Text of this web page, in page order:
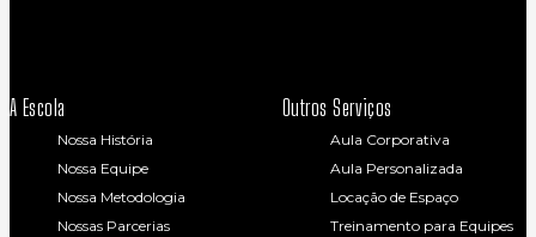
A Escola
Nossa História
Nossa Equipe
Nossa Metodologia
Nossas Parcerias
Outros Serviços
Aula Corporativa
Aula Personalizada
Locação de Espaço
Treinamento para Equipes